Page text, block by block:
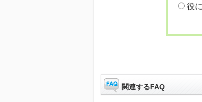
役
関連するFAQ